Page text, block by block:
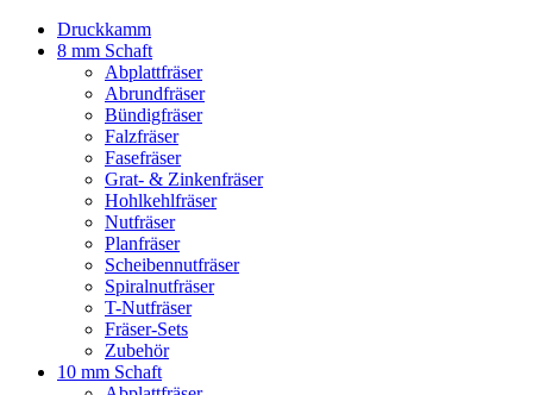
Druckkamm
8 mm Schaft
Abplattfräser
Abrundfräser
Bündigfräser
Falzfräser
Fasefräser
Grat- & Zinkenfräser
Hohlkehlfräser
Nutfräser
Planfräser
Scheibennutfräser
Spiralnutfräser
T-Nutfräser
Fräser-Sets
Zubehör
10 mm Schaft